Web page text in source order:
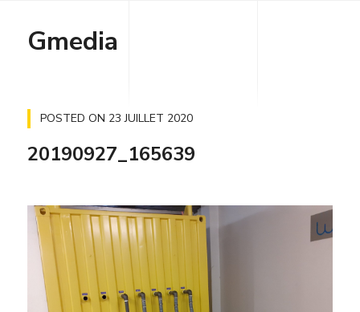
Gmedia
POSTED ON 23 JUILLET 2020
20190927_165639